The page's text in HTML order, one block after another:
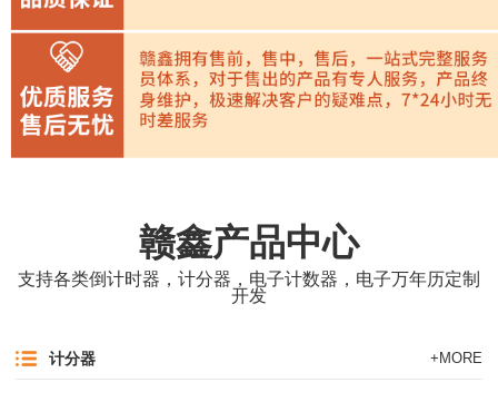
赣鑫产品中心
支持各类倒计时器，计分器，电子计数器，电子万年历定制
开发
计分器 +MORE